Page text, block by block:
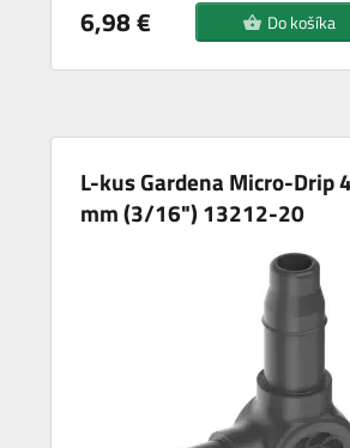
6,98 € Do košíka
L-kus Gardena Micro-Drip
mm (3/16") 13212-20